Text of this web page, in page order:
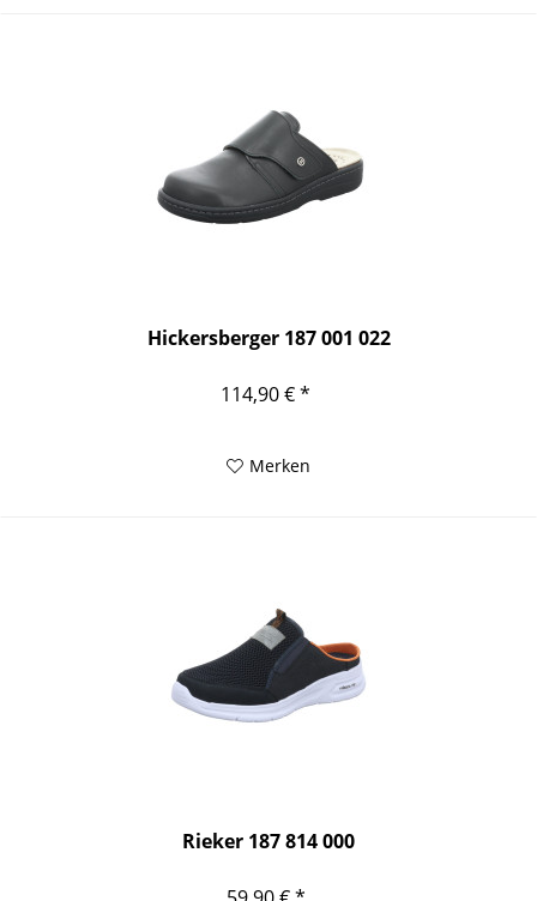
Hickersberger 187 001 022
114,90 € *
Merken
Rieker 187 814 000